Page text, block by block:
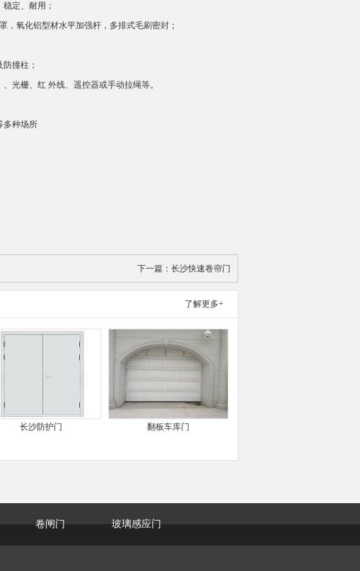
定、耐用；
，氧化铝型材水平加强杆，多排式毛刷密封；
撞柱；
光栅、红 外线、遥控器或手动拉绳等。
多种场所
下一篇： 长沙快速卷帘门
了解更多+
长沙防护门 翻板车库门
卷闸门 玻璃感应门